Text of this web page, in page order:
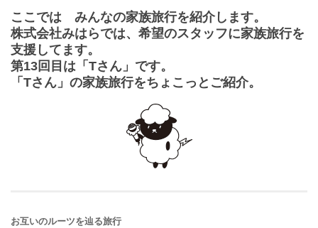
ここでは みんなの家族旅行を紹介します。
株式会社みはらでは、希望のスタッフに家族旅行を
支援してます。
第13回目は「Tさん」です。
「Tさん」の家族旅行をちょこっとご紹介。
お互いのルーツを辿る旅行